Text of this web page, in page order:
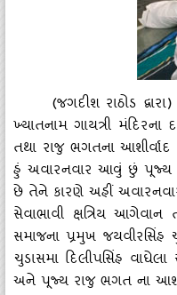
(જગદીશ રાઠોડ
ખ્‍યાતનામ ગાયત્રી
તથા રાજુ ભગતના આશીર્વાદ
હું અવારનવાર આવું છું પૂજ્‍ય
છે તેને કારણે અહીં
સેવાભાવી ક્ષત્રિય આગેવાન
સમાજના પ્રમુખ જયવીરસિંહ
ચુડાસમા દિલીપસિંહ
અને પૂજ્‍ય રાજુ ભગત ના